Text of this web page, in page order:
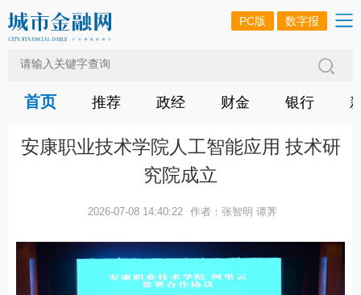
PC版 数字报
首页 推荐 政经 财金 银行
安康职业技术学院人工智能应用 技术研
究院成立
2026-07-08 14:40:22 作者：张智明 谭荠